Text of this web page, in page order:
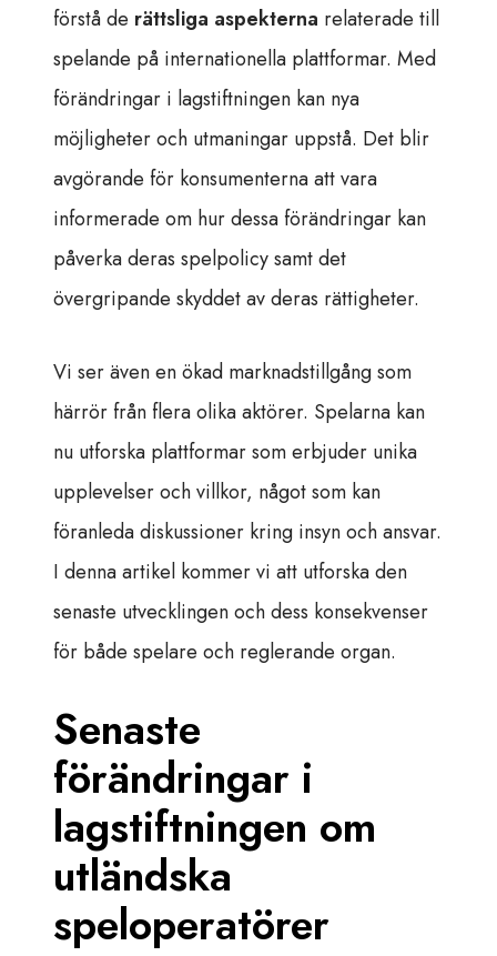
förstå de rättsliga aspekterna relaterade till
spelande på internationella plattformar. Med
förändringar i lagstiftningen kan nya
möjligheter och utmaningar uppstå. Det blir
avgörande för konsumenterna att vara
informerade om hur dessa förändringar kan
påverka deras spelpolicy samt det
övergripande skyddet av deras rättigheter.
Vi ser även en ökad marknadstillgång som
härrör från flera olika aktörer. Spelarna kan
nu utforska plattformar som erbjuder unika
upplevelser och villkor, något som kan
föranleda diskussioner kring insyn och ansvar.
I denna artikel kommer vi att utforska den
senaste utvecklingen och dess konsekvenser
för både spelare och reglerande organ.
Senaste
förändringar i
lagstiftningen om
utländska
speloperatörer